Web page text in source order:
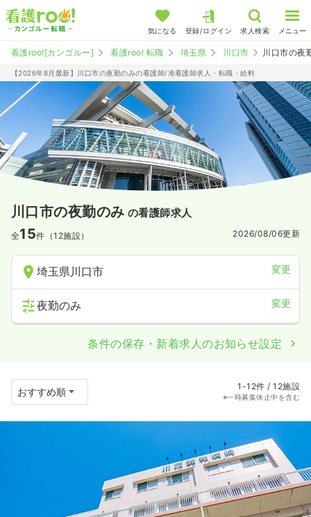
気になる 登録/ログイン 求人検索 メニュー
看護roo![カンゴルー] 看護roo! 転職 埼玉県 川口市 川口市の夜
【2026年8月最新】川口市の夜勤のみの看護師/准看護師求人・転職・給料
川口市の夜勤のみ の看護師求人
全15件（12施設） 2026/08/06更新
埼玉県川口市 変更
夜勤のみ 変更
条件の保存・新着求人のお知らせ設定
1-12件 / 12施設
※一時募集休止中を含む